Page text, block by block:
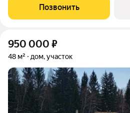
Позвонить
950 000 ₽
48 м² дом, участок